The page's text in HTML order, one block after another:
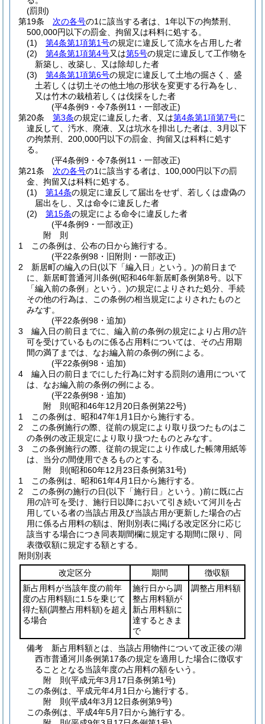
(罰則)
第19条
次の各号の1に該当する者は、1年以下の拘禁刑、
500,000円以下の罰金、拘留又は科料に処する。
(1)
第4条第1項第1号の規定に違反して流水を占用した者
(2)
第4条第1項第4号又は第5号の規定に違反して工作物を
新築し、改築し、又は除却した者
(3)
第4条第1項第6号の規定に違反して土地の掘さく、盛
土若しくは切土その他土地の形状を変更する行為をし、
又は竹木の栽植若しくは伐採をした者
(平4条例9・令7条例11・一部改正)
第20条
第3条の規定に違反した者、又は第4条第1項第7号に
違反して、汚水、廃液、又は坑水を排出した者は、3月以下
の拘禁刑、200,000円以下の罰金、拘留又は科料に処す
る。
(平4条例9・令7条例11・一部改正)
第21条
次の各号の1に該当する者は、100,000円以下の罰
金、拘留又は科料に処する。
(1)
第14条の規定に違反して届出をせず、若しくは虚偽の
届出をし、又は命令に違反した者
(2)
第15条の規定による命令に違反した者
(平4条例9・一部改正)
附 則
1
この条例は、公布の日から施行する。
(平22条例98・旧附則・一部改正)
2
新居町の編入の日(以下「編入日」という。)の前日まで
に、新居町普通河川条例(昭和46年新居町条例第8号。以下
「編入前の条例」という。)の規定によりされた処分、手続
その他の行為は、この条例の相当規定によりされたものと
みなす。
(平22条例98・追加)
3
編入日の前日までに、編入前の条例の規定により占用の許
可を受けているものに係る占用料については、その占用期
間の満了までは、なお編入前の条例の例による。
(平22条例98・追加)
4
編入日の前日までにした行為に対する罰則の適用について
は、なお編入前の条例の例による。
(平22条例98・追加)
附 則(昭和46年12月20日条例第22号)
1
この条例は、昭和47年1月1日から施行する。
2
この条例施行の際、従前の規定により取り扱つたものはこ
の条例の改正規定により取り扱つたものとみなす。
3
この条例施行の際、従前の規定により作成した帳簿用紙等
は、当分の間使用できるものとする。
附 則(昭和60年12月23日条例第31号)
1
この条例は、昭和61年4月1日から施行する。
2
この条例の施行の日(以下「施行日」という。)前に既に占
用の許可を受け、施行日以降において引き続いて河川を占
用している者の当該占用及び当該占用が更新した場合の占
用に係る占用料の額は、附則別表に掲げる改定区分に応じ
該当する場合につき同表期間欄に規定する期間に限り、同
表徴収額に規定する額とする。
附則別表
改定区分
期間
徴収額
新占用料が当該年度の前年
度の占用料額に1.5を乗じて
得た額(調整占用料額)を超え
る場合
施行日から調
整占用料額が
新占用料額に
達するときま
で
調整占用料額
備考 新占用料額とは、当該占用物件について改正後の湖
西市普通河川条例第17条の規定を適用した場合に徴収す
ることとなる当該年度の占用料の額をいう。
附 則(平成元年3月17日条例第1号)
この条例は、平成元年4月1日から施行する。
附 則(平成4年3月12日条例第9号)
この条例は、平成4年5月7日から施行する。